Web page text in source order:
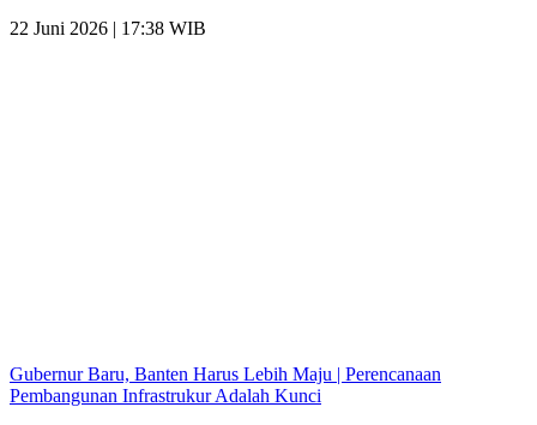
22 Juni 2026 | 17:38 WIB
Gubernur Baru, Banten Harus Lebih Maju | Perencanaan
Pembangunan Infrastrukur Adalah Kunci